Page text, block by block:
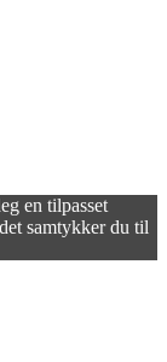
en tilpasset
samtykker du til